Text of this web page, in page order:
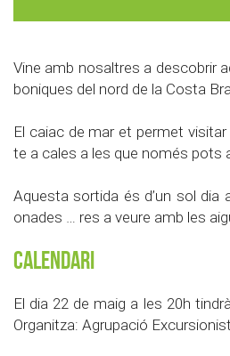
Vine amb nosaltres a descobrir
boniques del nord de la Costa
El caiac de mar et permet
te a cales a les que només pots
Aquesta sortida és d’un sol
onades … res a veure amb les
Calendari
El dia 22 de maig a les 20h
Organitza: Agrupació